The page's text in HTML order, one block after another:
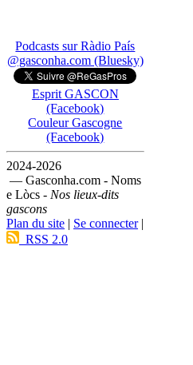
Podcasts sur Ràdio País
@gasconha.com (Bluesky)
Esprit GASCON
(Facebook)
Couleur Gascogne
(Facebook)
2024-2026
— Gasconha.com - Noms
e Lòcs - Nos lieux-dits
gascons
Plan du site | Se connecter|
RSS 2.0